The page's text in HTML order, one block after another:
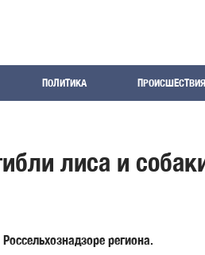
ПОЛИТИКА ПРОИСШЕСТВИЯ
лиса и
региона.